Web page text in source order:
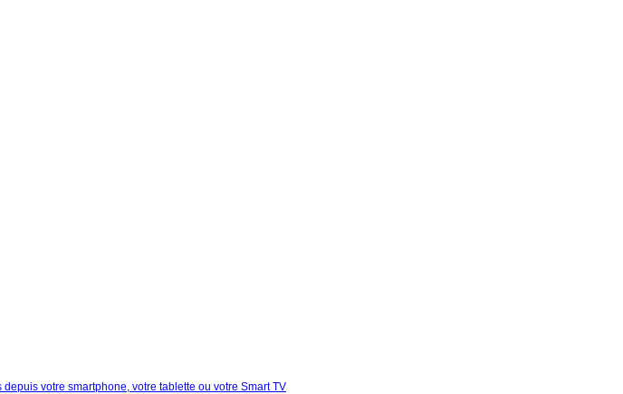
votre smartphone, votre tablette ou votre Smart TV